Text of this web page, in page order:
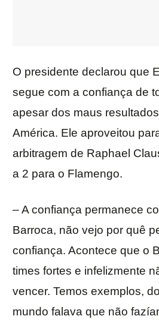
O presidente declarou que
segue com a confiança de
apesar dos maus
América. Ele aproveitou
arbitragem de Raphael
a 2 para o Flamengo.
– A confiança permanece
Barroca, não vejo por quê
confiança. Acontece que o
times fortes e infelizmente
vencer. Temos exemplos,
mundo falava que não